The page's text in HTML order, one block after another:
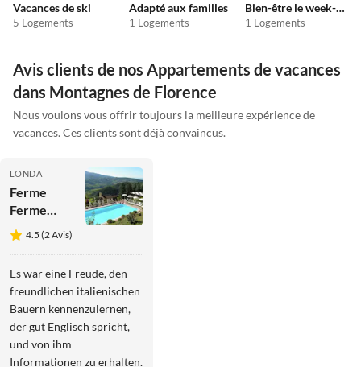
Vacances de ski
5 Logements
Adapté aux familles
1 Logements
Bien-être le week-end
1 Logements
Avis clients de nos Appartements de vacances
dans Montagnes de Florence
Nous voulons vous offrir toujours la meilleure expérience de
vacances. Ces clients sont déjà convaincus.
LONDA
Ferme
Ferme
paisible à
Dicomano
4.5 (2 Avis)
Es war eine Freude, den
freundlichen italienischen
Bauern kennenzulernen,
der gut Englisch spricht,
und von ihm
Informationen zu erhalten.